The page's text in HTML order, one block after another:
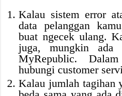
Kalau sistem error
data pelanggan
buat ngecek ulang.
juga, mungkin ada
MyRepublic.
hubungi customer
Kalau jumlah tagihan